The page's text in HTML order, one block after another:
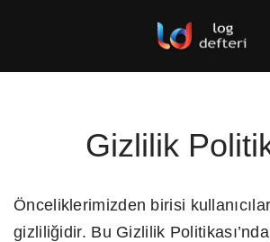
Gizlilik
Önceliklerimizden birisi
gizliliğidir. Bu Gizlilik